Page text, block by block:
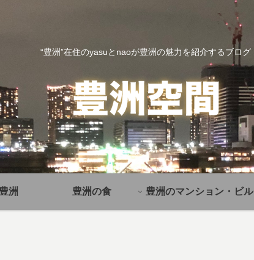
“豊洲”在住のyasuとnaoが豊洲の魅力を紹介するブログ
洲 豊洲の食 豊洲のマンション・ビル